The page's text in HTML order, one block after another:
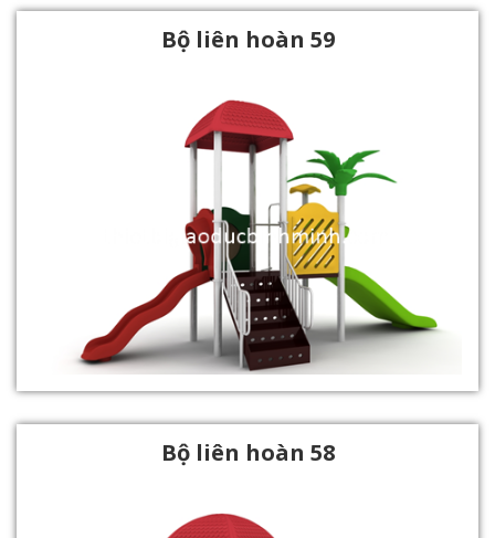
Bộ liên hoàn 59
Bộ liên hoàn 58